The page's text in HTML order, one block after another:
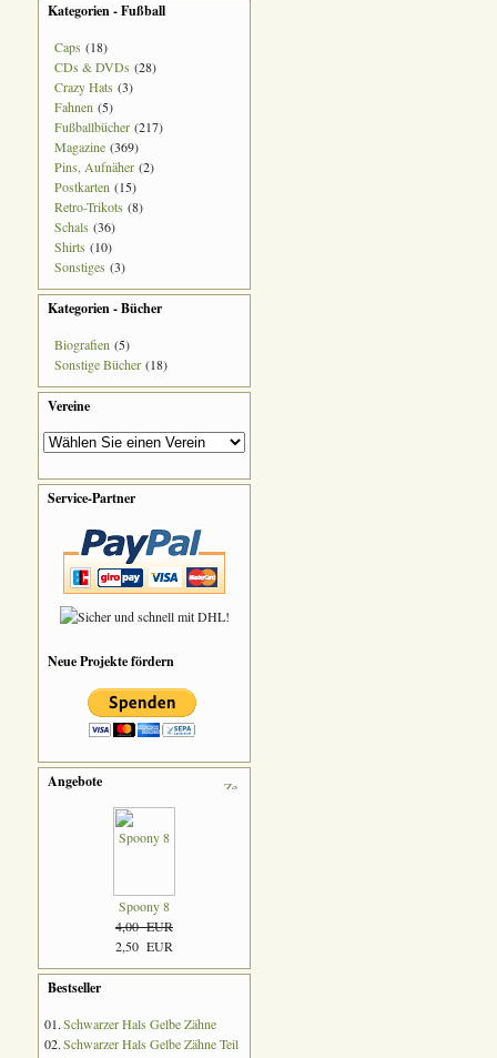
Kategorien - Fußball
Caps (18)
CDs & DVDs (28)
Crazy Hats (3)
Fahnen (5)
Fußballbücher (217)
Magazine (369)
Pins, Aufnäher (2)
Postkarten (15)
Retro-Trikots (8)
Schals (36)
Shirts (10)
Sonstiges (3)
Kategorien - Bücher
Biografien (5)
Sonstige Bücher (18)
Vereine
Service-Partner
Neue Projekte fördern
Angebote
Spoony 8
4,00 EUR
2,50 EUR
Bestseller
01.Schwarzer Hals Gelbe Zähne
02.Schwarzer Hals Gelbe Zähne Teil